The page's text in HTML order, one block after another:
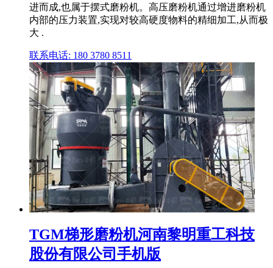
进而成,也属于摆式磨粉机。高压磨粉机通过增进磨粉机
内部的压力装置,实现对较高硬度物料的精细加工,从而极
大 .
联系电话: 180 3780 8511
TGM梯形磨粉机河南黎明重工科技
股份有限公司手机版